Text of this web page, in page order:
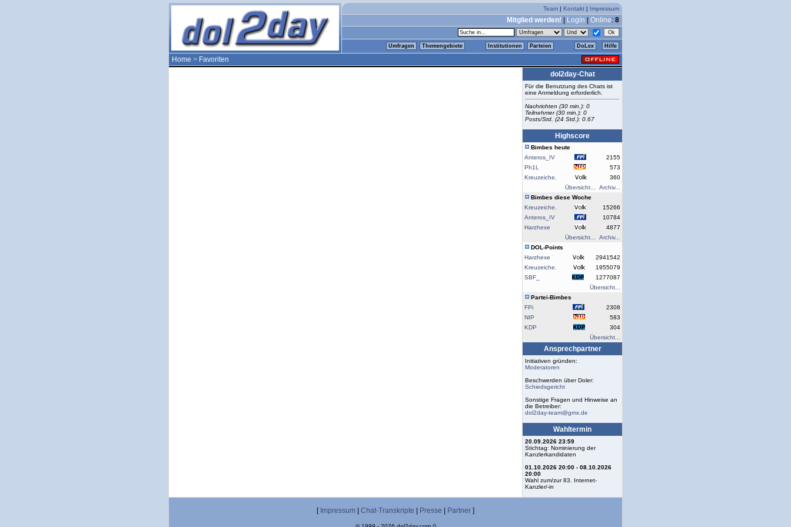
Team | Kontakt | Impressum
Mitglied werden! Login Online: 8
Umfragen Themengebiete Institutionen Parteien DoLex Hilfe
Home > Favoriten
dol2day-Chat
Für die Benutzung des Chats ist
eine Anmeldung erforderlich.
Nachrichten (30 min.): 0
Teilnehmer (30 min.): 0
Posts/Std. (24 Std.): 0.67
Highscore
Bimbes heute
Anteros_IV
2155
Ph1L
573
Kreuzeiche.
360
Übersicht...
Archiv...
Bimbes diese Woche
Kreuzeiche.
15266
Anteros_IV
10784
Harzhexe
4877
Übersicht...
Archiv...
DOL-Points
Harzhexe
2941542
Kreuzeiche.
1955079
SBF_
1277087
Übersicht...
Partei-Bimbes
FPi
2308
NIP
583
KDP
304
Übersicht...
Ansprechpartner
Initiativen gründen:
Moderatoren
Beschwerden über Doler:
Schiedsgericht
Sonstige Fragen und Hinweise an
die Betreiber:
dol2day-team@gmx.de
Wahltermin
20.09.2026 23:59
Stichtag: Nominierung der
Kanzlerkandidaten
01.10.2026 20:00 - 08.10.2026
20:00
Wahl zum/zur 83. Internet-
Kanzler/-in
[ Impressum Chat-Transkripte Presse Partner ]